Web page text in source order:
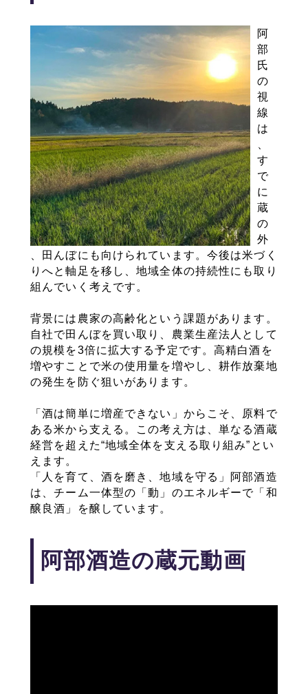
阿
部
氏
の
視
線
は
す
で
に
蔵
の
外
、田んぼにも向けられています。今後は米づく
りへと軸足を移し、地域全体の持続性にも取り
組んでいく考えです。
背景には農家の高齢化という課題があります。
自社で田んぼを買い取り、農業生産法人として
の規模を3倍に拡大する予定です。高精白酒を
増やすことで米の使用量を増やし、耕作放棄地
の発生を防ぐ狙いがあります。
「酒は簡単に増産できない」からこそ、原料で
ある米から支える。この考え方は、単なる酒蔵
経営を超えた“地域全体を支える取り組み”とい
えます。
「人を育て、酒を磨き、地域を守る」阿部酒造
は、チーム一体型の「動」のエネルギーで「和
醸良酒」を醸しています。
阿部酒造の蔵元動画